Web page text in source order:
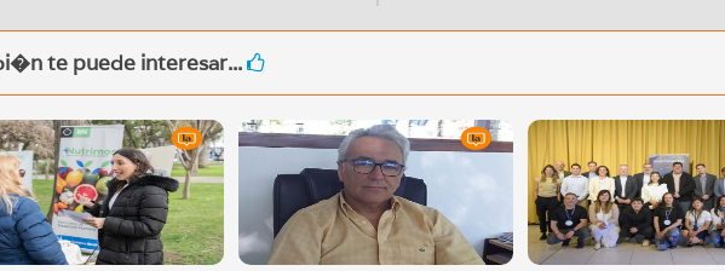
te puede interesar...